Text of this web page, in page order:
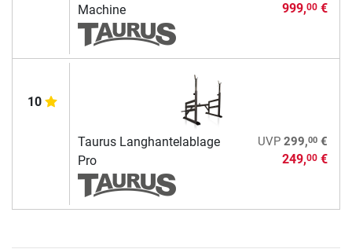
Machine
999,00€
10
Taurus Langhantelablage
Pro
UVP 299,00€
249,00€